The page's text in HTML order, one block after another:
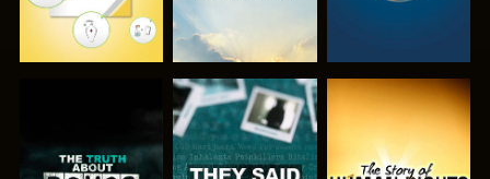
TITTA TITTA